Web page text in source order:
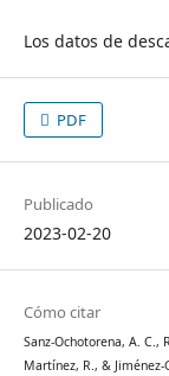
Los datos de
PDF
Publicado
2023-02-20
Cómo citar
Sanz-Ochotorena, A. C.,
Martínez, R., &